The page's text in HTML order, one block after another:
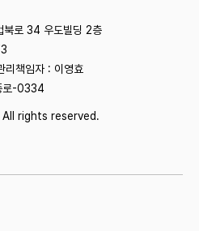
로 34 우도빌딩 2층
리책임자 : 이영효
로-0334
All rights reserved.